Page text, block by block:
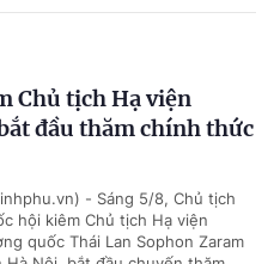
Chủ tịch Hạ viện
đầu thăm chính thức
- Sáng 5/8, Chủ tịch
hội kiêm Chủ tịch Hạ viện
quốc Thái Lan Sophon Zaram